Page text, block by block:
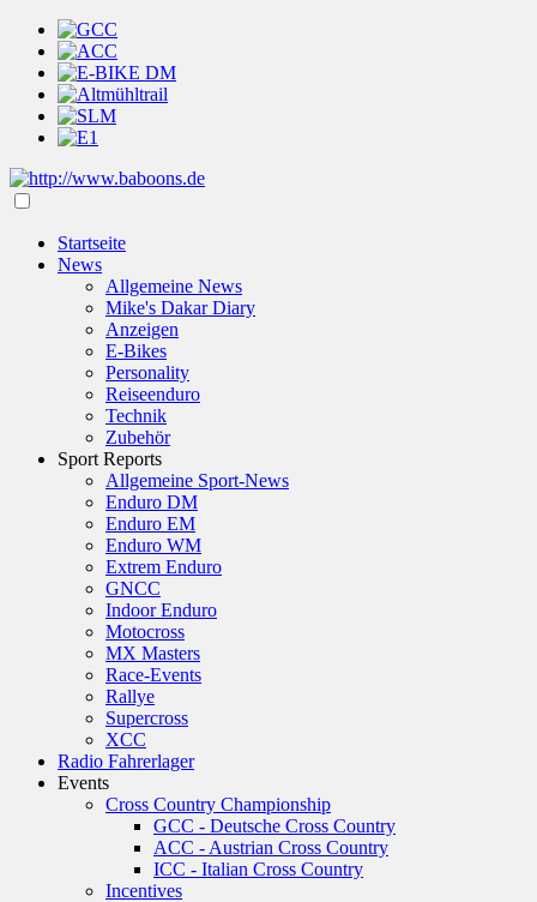
Startseite
News
Allgemeine News
Mike's Dakar Diary
Anzeigen
E-Bikes
Personality
Reiseenduro
Technik
Zubehör
Sport Reports
Allgemeine Sport-News
Enduro DM
Enduro EM
Enduro WM
Extrem Enduro
GNCC
Indoor Enduro
Motocross
MX Masters
Race-Events
Rallye
Supercross
XCC
Radio Fahrerlager
Events
Cross Country Championship
GCC - Deutsche Cross Country
ACC - Austrian Cross Country
ICC - Italian Cross Country
Incentives